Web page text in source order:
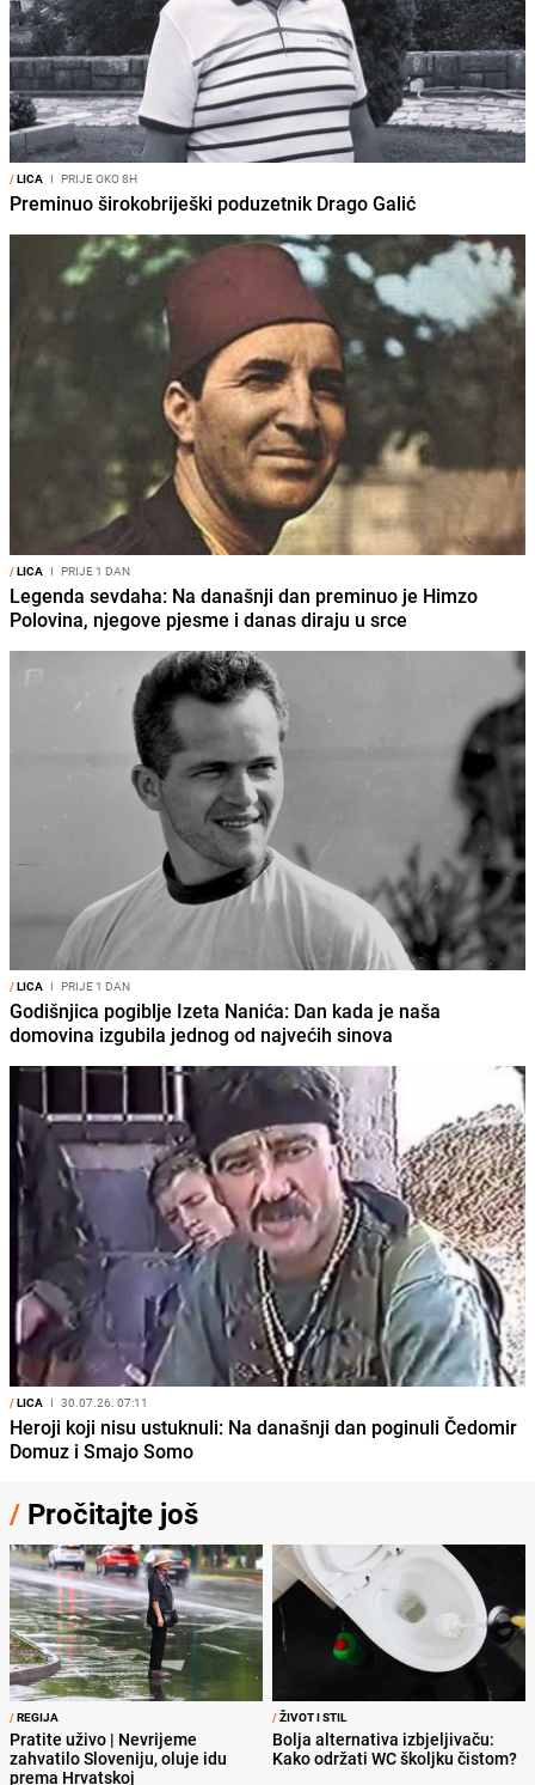
/LICA I PRIJE OKO 8H
Preminuo širokobriješki poduzetnik Drago Galić
/LICA I PRIJE 1 DAN
Legenda sevdaha: Na današnji dan preminuo je Himzo
Polovina, njegove pjesme i danas diraju u srce
/LICA I PRIJE 1 DAN
Godišnjica pogiblje Izeta Nanića: Dan kada je naša
domovina izgubila jednog od najvećih sinova
/LICA I 30.07.26. 07:11
Heroji koji nisu ustuknuli: Na današnji dan poginuli Čedomir
Domuz i Smajo Somo
/ Pročitajte još
/REGIJA
Pratite uživo | Nevrijeme
zahvatilo Sloveniju, oluje idu
prema Hrvatskoj
/ŽIVOT I STIL
Bolja alternativa izbjeljivaču:
Kako održati WC školjku čistom?